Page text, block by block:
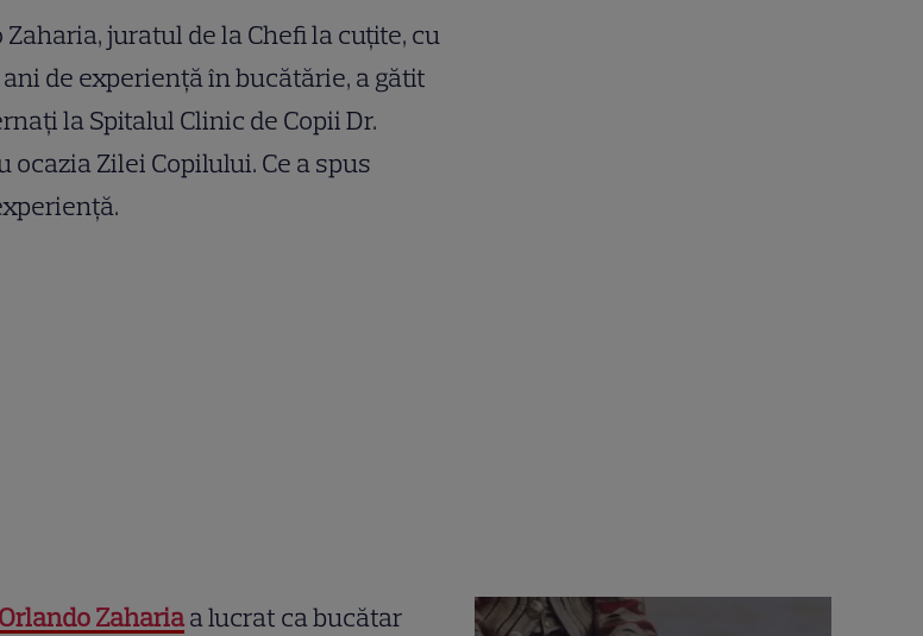
juratul de la Chefi la cuțite, cu
de experiență în bucătărie, a gătit
la Spitalul Clinic de Copii Dr.
ocazia Zilei Copilului. Ce a spus
Orlando Zahariaa lucrat ca bucătar